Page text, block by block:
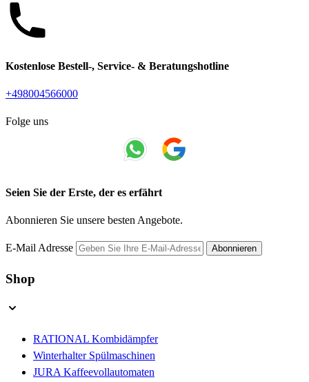
Kostenlose Bestell-, Service- & Beratungshotline
+498004566000
Folge uns
Seien Sie der Erste, der es erfährt
Abonnieren Sie unsere besten Angebote.
E-Mail Adresse Abonnieren
Shop
RATIONAL Kombidämpfer
Winterhalter Spülmaschinen
JURA Kaffeevollautomaten